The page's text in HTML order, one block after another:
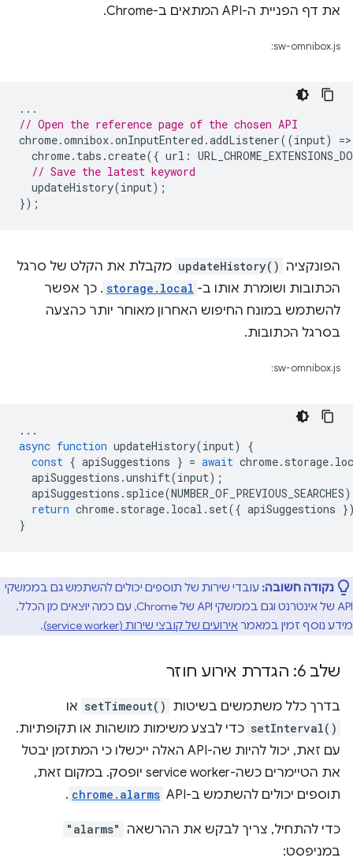
את דף הפניית ה-API המתאים ב-Chrome.
sw-omnibox.js:
...
// Open the reference page of the chosen API
chrome.omnibox.onInputEntered .addListener((input) =>
chrome. tabs .create({ url :
// Save the latest keyword
updateHistory(input);
});
הפונקציה updateHistory() מקבלת את הקלט של סרגל
הכתובות ושומרת אותו ב- storage.local . כך אפשר
להשתמש במונח החיפוש האחרון מאוחר יותר כהצעה
בסרגל הכתובות.
sw-omnibox.js:
...
async function updateHistory(input)
{
const { apiSuggestions } = await chrome. storage.
apiSuggestions .unshift(input);
apiSuggestions . splice(NUMBER_OF_PREVIOUS_SEARCHES
return chrome. storage. local . set({ apiSuggestions
}
נקודה חשובה: עובדי שירות של תוספים יכולים להשתמש גם בממשקי
API של אינטרנט וגם בממשקי API של Chrome, עם כמה יוצאים מן הכלל.
מידע נוסף זמין במאמראירועים של קובצי שירות (service worker) .
שלב 6: הגדרת אירוע חוזר
בדרך כלל משתמשים בשיטות setTimeout() או
setInterval() כדי לבצע משימות מושהות או תקופתיות.
עם זאת, יכול להיות שה-API האלה ייכשלו כי המתזמן יבטל
את הטיימרים כשה-service worker יופסק. במקום זאת,
תוספים יכולים להשתמש ב-API‏
chrome.alarms
.
כדי להתחיל, צריך לבקש את ההרשאה "alarms"
במניפסט: